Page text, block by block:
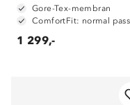
Gore-Tex-membran
1 299,-